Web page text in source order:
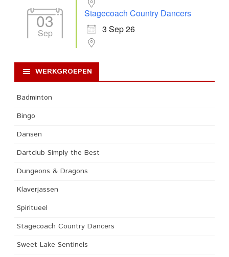
03
Sep
Stagecoach Country Dancers
3 Sep 26
WERKGROEPEN
Badminton
Bingo
Dansen
Dartclub Simply the Best
Dungeons & Dragons
Klaverjassen
Spiritueel
Stagecoach Country Dancers
Sweet Lake Sentinels